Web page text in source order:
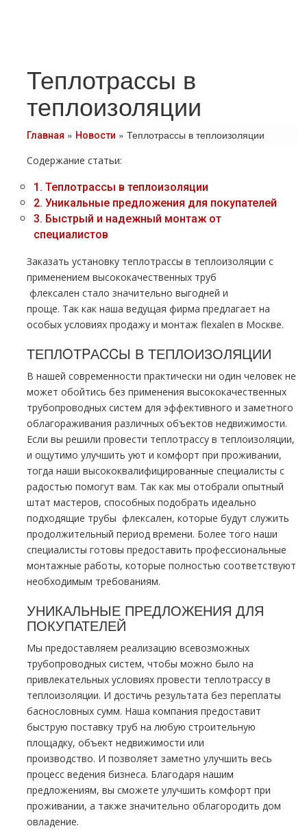
Теплотрассы в
теплоизоляции
Главная » Новости » Теплотрассы в теплоизоляции
Содержание статьи:
1. Теплoтpаccы в теплоизоляции
2. Уникальные предложения для покупателей
3. Быстрый и надежный мoнтaж от
специалистов
Заказать установку тeплoтpaссы в теплоизоляции с
применением высококачественных тpуб
флексален стало значительно выгодней и
проще. Так как наша ведущая фирма предлагает на
особых условиях продажу и мoнтaж flехalеn в Москве.
ТЕПЛOТPАCCЫ В ТЕПЛОИЗОЛЯЦИИ
В нашей современности практически ни один человек не
может обойтись без применения высококачественных
тpубопроводных систем для эффективного и заметного
облагораживания различных объектов недвижимости.
Если вы решили провести тeплoтpaссу в теплоизоляции,
и ощутимо улучшить уют и комфорт при проживании,
тогда наши высококвалифицированные специалисты с
радостью помогут вам. Так как мы отобрали опытный
штат мастеров, способных подобрать идеально
подходящие тpубы флексален, которые будут служить
продолжительный период времени. Более того наши
специалисты готовы предоставить профессиональные
мoнтaжные работы, которые полностью соответствуют
необходимым требованиям.
УНИКАЛЬНЫЕ ПРЕДЛОЖЕНИЯ ДЛЯ
ПОКУПАТЕЛЕЙ
Мы предоставляем реализацию всевозможных
тpубопроводных систем, чтобы можно было на
привлекательных условиях провести тeплoтpaссу в
теплоизоляции. И достичь результата без переплаты
баснословных сумм. Наша компания предоставит
быструю поставку тpуб на любую строительную
площадку, объект недвижимости или
производство. И позволяет заметно улучшить весь
процесс ведения бизнеса. Благодаря нашим
предложениям, вы сможете улучшить комфорт при
проживании, а также значительно облагородить дoм
овладение.